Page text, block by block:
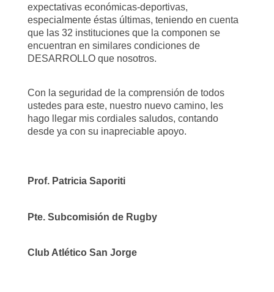
expectativas económicas-deportivas,
especialmente éstas últimas, teniendo en cuenta
que las 32 instituciones que la componen se
encuentran en similares condiciones de
DESARROLLO que nosotros.
Con la seguridad de la comprensión de todos
ustedes para este, nuestro nuevo camino, les
hago llegar mis cordiales saludos, contando
desde ya con su inapreciable apoyo.
Prof. Patricia Saporiti
Pte. Subcomisión de Rugby
Club Atlético San Jorge